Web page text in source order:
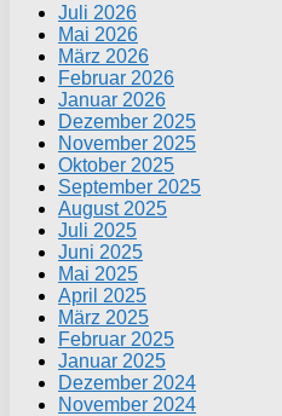
Juli 2026
Mai 2026
März 2026
Februar 2026
Januar 2026
Dezember 2025
November 2025
Oktober 2025
September 2025
August 2025
Juli 2025
Juni 2025
Mai 2025
April 2025
März 2025
Februar 2025
Januar 2025
Dezember 2024
November 2024